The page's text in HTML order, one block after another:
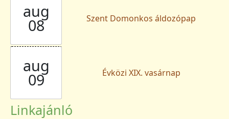
aug
08 Szent Domonkos áldozópap
aug
09 Évközi XIX. vasárnap
Linkajánló